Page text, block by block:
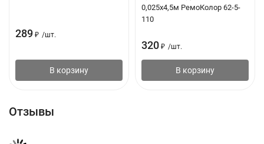
289 ₽ /шт.
В корзину
0,025х4,5м РемоКолор 62-5-
110
320 ₽ /шт.
В корзину
Отзывы